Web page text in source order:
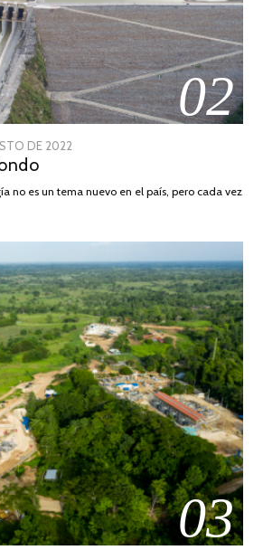
02
DE 2022
DE
no es un tema nuevo en el país, pero cada vez
03